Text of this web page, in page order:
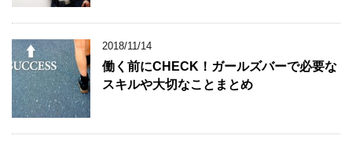
2018/11/14
働く前にCHECK！ガールズバーで必要な
スキルや大切なことまとめ